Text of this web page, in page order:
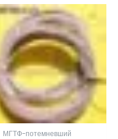
МГТФ-потемневший